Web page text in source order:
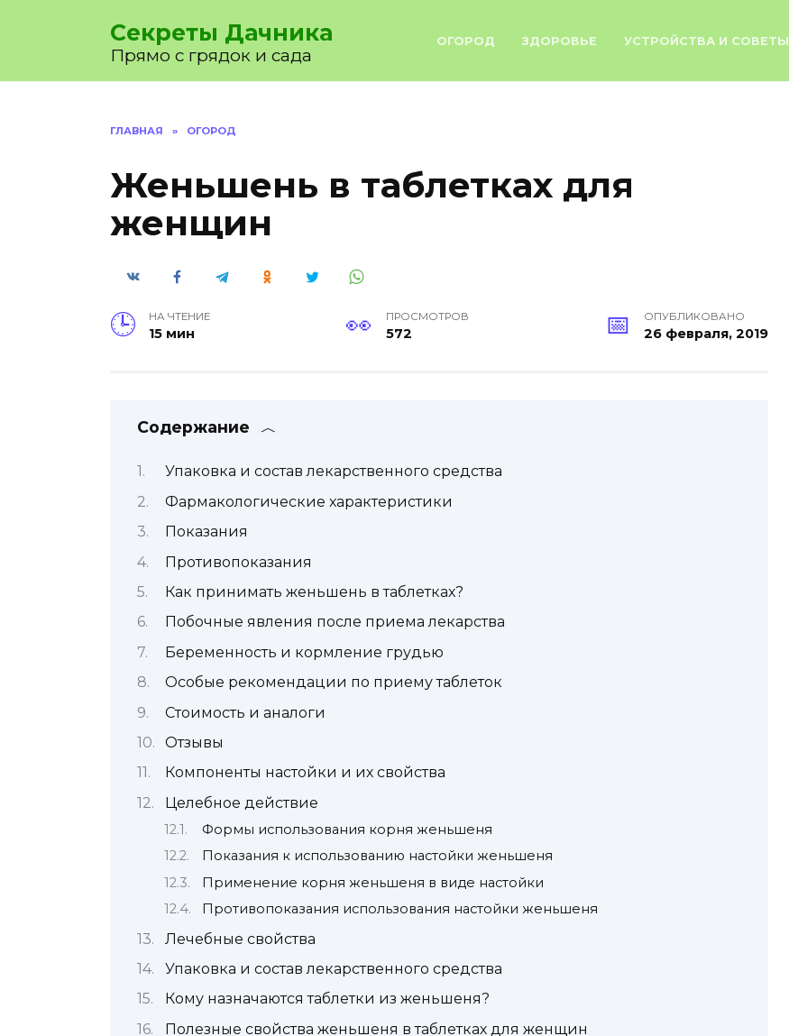
Секреты Дачника
Прямо с грядок и сада
ОГОРОД ЗДОРОВЬЕ УСТРОЙСТВА И СОВЕТЫ
ГЛАВНАЯ » ОГОРОД
Женьшень в таблетках для
женщин
НА ЧТЕНИЕ
15 мин
ПРОСМОТРОВ
572
ОПУБЛИКОВАНО
26 февраля, 2019
Содержание
Упаковка и состав лекарственного средства
Фармакологические характеристики
Показания
Противопоказания
Как принимать женьшень в таблетках?
Побочные явления после приема лекарства
Беременность и кормление грудью
Особые рекомендации по приему таблеток
Стоимость и аналоги
Отзывы
Компоненты настойки и их свойства
Целебное действие
Формы использования корня женьшеня
Показания к использованию настойки женьшеня
Применение корня женьшеня в виде настойки
Противопоказания использования настойки женьшеня
Лечебные свойства
Упаковка и состав лекарственного средства
Кому назначаются таблетки из женьшеня?
Полезные свойства женьшеня в таблетках для женщин